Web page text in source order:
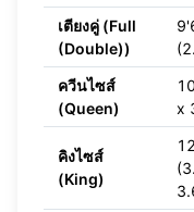
เตียงคู่ (Full
(Double))
ควีนไซส์
(Queen)
x
คิงไซส์
(King)